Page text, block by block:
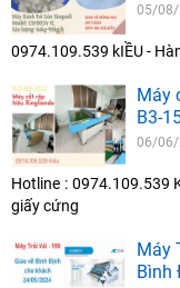
05/
0974.109.539 kIỀU -
Máy
B3-
06/
Hotline : 0974.109.539
giấy cứng
Máy
Bình